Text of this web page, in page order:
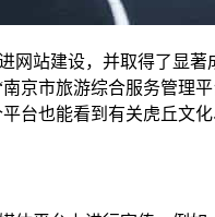
网站建设，并取得了显
京市旅游综合服务管理
台也能看到有关虎丘文